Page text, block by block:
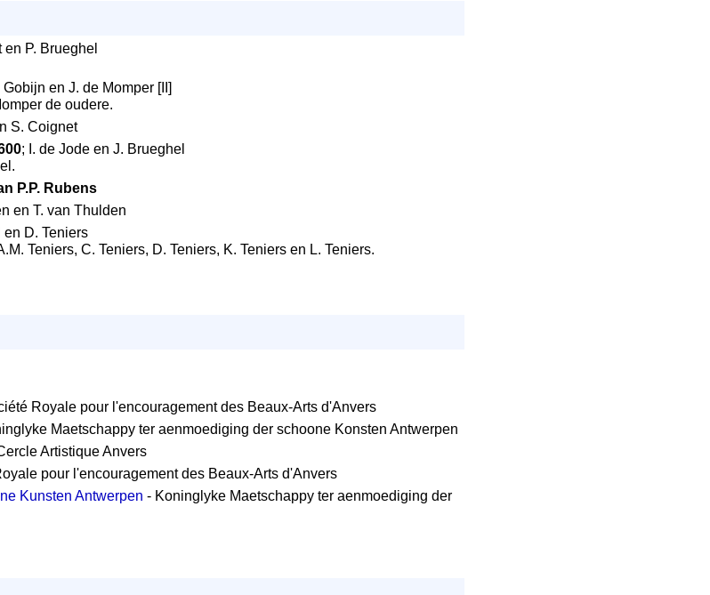
P. Brueghel
Gobijn en J. de Momper [II]
de oudere.
S. Coignet
; I. de Jode en J. Brueghel
P.P. Rubens
en T. van Thulden
en D. Teniers
Teniers, C. Teniers, D. Teniers, K. Teniers en L. Teniers.
Royale pour l'encouragement des Beaux-Arts d'Anvers
Maetschappy ter aenmoediging der schoone Konsten Antwerpen
Artistique Anvers
pour l'encouragement des Beaux-Arts d'Anvers
Kunsten Antwerpen - Koninglyke Maetschappy ter aenmoediging der